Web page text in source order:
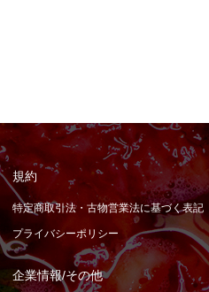
規約
特定商取引法・古物営業法に基づく表記
プライバシーポリシー
企業情報/その他